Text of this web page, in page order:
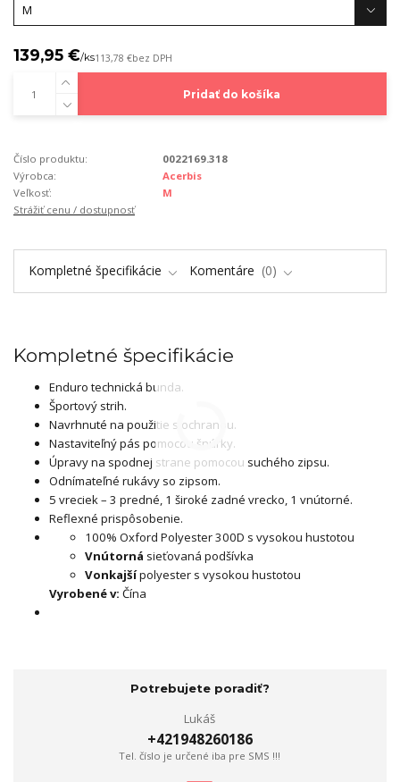
139,95 €/ks113,78 €bez DPH
Pridať do košíka
Číslo produktu:
0022169.318
Výrobca:
Acerbis
Veľkosť:
M
Strážiť cenu / dostupnosť
Kompletné špecifikácie Komentáre 0
Kompletné špecifikácie
Enduro technická bunda.
Športový strih.
Navrhnuté na použitie s ochranou.
Nastaviteľný pás pomocou šnúrky.
Úpravy na spodnej strane pomocou suchého zipsu.
Odnímateľné rukávy so zipsom.
5 vreciek – 3 predné, 1 široké zadné vrecko, 1 vnútorné.
Reflexné prispôsobenie.
100% Oxford Polyester 300D s vysokou hustotou
Vnútorná sieťovaná podšívka
Vonkajšípolyester s vysokou hustotou
Vyrobené v: Čína
Potrebujete poradiť?
Lukáš
+421948260186
Tel. číslo je určené iba pre SMS !!!